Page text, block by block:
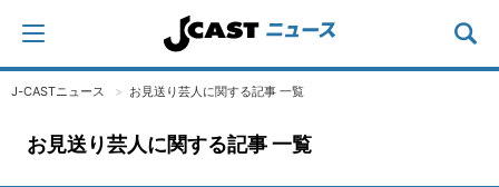
J-CASTニュース お見送り芸人に関する記事 一覧
お見送り芸人に関する記事 一覧